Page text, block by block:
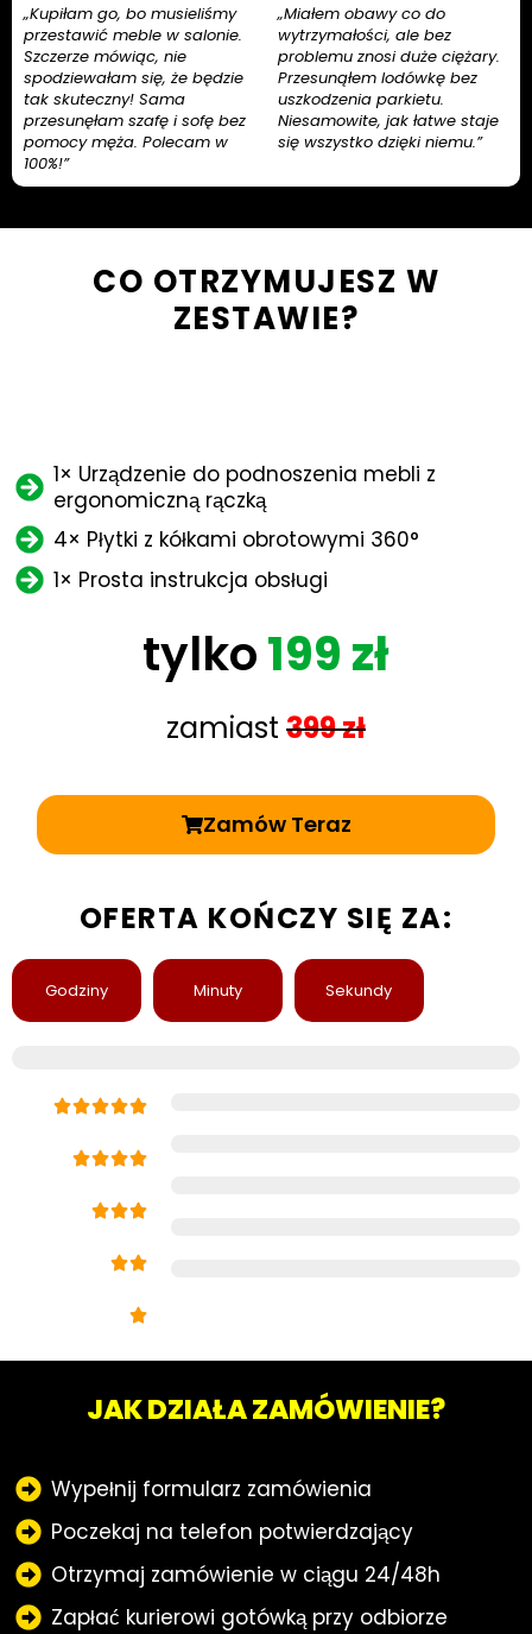
„Kupiłam go, bo musieliśmy
przestawić meble w salonie.
Szczerze mówiąc, nie
spodziewałam się, że będzie
tak skuteczny! Sama
przesunęłam szafę i sofę bez
pomocy męża. Polecam w
100%!”
„Miałem obawy co do
wytrzymałości, ale bez
problemu znosi duże ciężary.
Przesunąłem lodówkę bez
uszkodzenia parkietu.
Niesamowite, jak łatwe staje
się wszystko dzięki niemu.”
CO OTRZYMUJESZ W
ZESTAWIE?
1× Urządzenie do podnoszenia mebli z
ergonomiczną rączką
4× Płytki z kółkami obrotowymi 360°
1× Prosta instrukcja obsługi
tylko199 zł
zamiast 399 zł
Zamów Teraz
OFERTA KOŃCZY SIĘ ZA:
Godziny Minuty Sekundy
JAK DZIAŁA ZAMÓWIENIE?
Wypełnij formularz zamówienia
Poczekaj na telefon potwierdzający
Otrzymaj zamówienie w ciągu 24/48h
Zapłać kurierowi gotówką przy odbiorze